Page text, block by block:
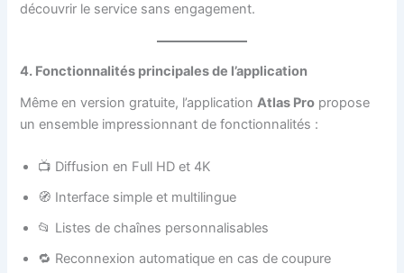
découvrir le service sans engagement.
4. Fonctionnalités principales de l’application
Même en version gratuite, l’applicationAtlas Pro propose
un ensemble impressionnant de fonctionnalités :
📺 Diffusion en Full HD et 4K
🧭 Interface simple et multilingue
📂 Listes de chaînes personnalisables
🔁 Reconnexion automatique en cas de coupure